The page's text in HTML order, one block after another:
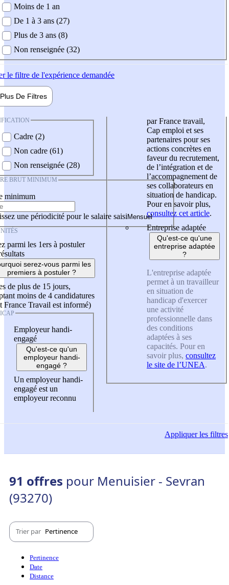
demandée
Moins de 1 an
De 1 à 3 ans (27)
Plus de 3 ans (8)
Non renseignée (32)
le filtre de l'expérience demandée
Plus De Filtres
Cadre (2)
Non cadre (61)
Non renseignée (28)
BRUT MINIMUM
minimum
une périodicité pour le salaire saisi
parmi les 1ers à postuler
serez-vous parmi les
premiers à postuler ?
de plus de 15 jours,
moins de 4 candidatures
France Travail est informé)
Employeur handi-
engagé
Qu'est-ce qu'un
employeur handi-
engagé ?
Un employeur handi-
engagé est un
employeur reconnu
par France travail,
Cap emploi et ses
partenaires pour ses
actions concrètes en
faveur du recrutement,
de l’intégration et de
l’accompagnement de
ses collaborateurs en
situation de handicap.
Pour en savoir plus,
consultez cet article.
Entreprise adaptée
Qu'est-ce qu'une
entreprise adaptée
?
L'entreprise adaptée
permet à un travailleur
en situation de
handicap d'exercer
une activité
professionnelle dans
des conditions
adaptées à ses
capacités. Pour en
savoir plus, consultez
le site de l’UNEA.
Appliquerles filtres
91 offres pour Menuisier - Sevran
(93270)
Trier par Pertinence
Pertinence
Date
Distance